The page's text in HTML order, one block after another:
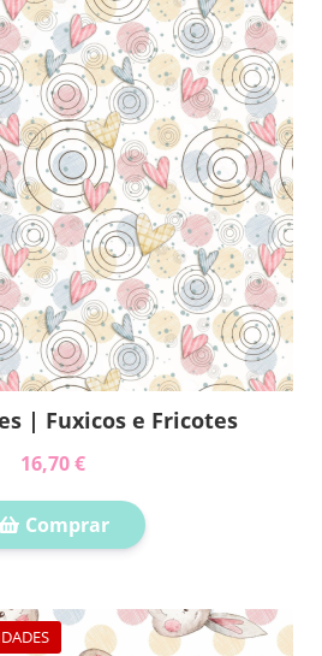
| Fuxicos e Fricotes
16,70 €
Comprar